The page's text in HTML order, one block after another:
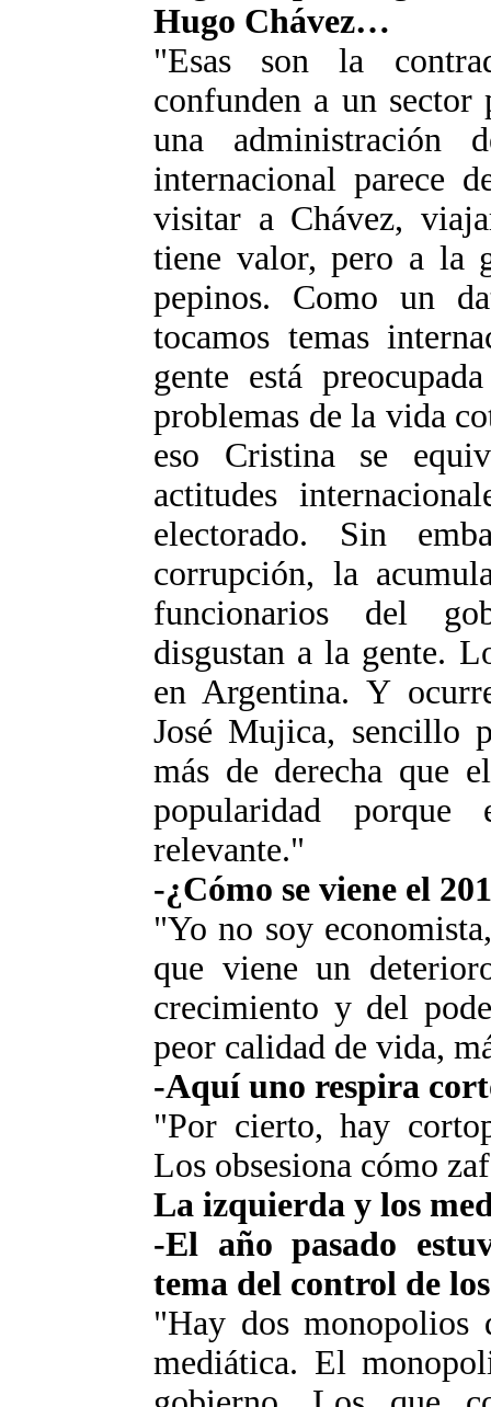
Hugo Chávez…
"Esas son la
confunden a un sector
una administración
internacional parece
visitar a Chávez,
tiene valor, pero a la
pepinos. Como un
tocamos temas
gente está
problemas de la vida
eso Cristina se
actitudes
electorado. Sin
corrupción, la
funcionarios del
disgustan a la gente.
en Argentina. Y
José Mujica, sencillo
más de derecha que
popularidad
relevante."
-¿Cómo se viene el
"Yo no soy
que viene un
crecimiento y del
peor calidad de vida,
-Aquí uno respira
"Por cierto, hay
Los obsesiona cómo
La izquierda y los
-El año pasado
tema del control de
"Hay dos monopolios
mediática. El